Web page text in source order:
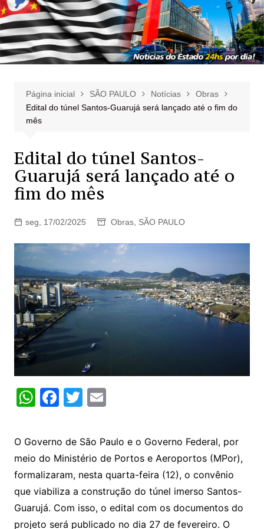
Página inicial SÃO PAULO Notícias
Obras
Edital do túnel Santos-Guarujá será lançado até o fim do
mês
Edital do túnel Santos-
Guarujá será lançado até o
fim do mês
seg, 17/02/2025 Obras, SÃO PAULO
W
at
s
A
p
p
F
c
e
b
o
o
T
itt
er
E
ai
l
O Governo de São Paulo e o Governo Federal, por
meio do Ministério de Portos e Aeroportos (MPor),
formalizaram, nesta quarta-feira (12), o convênio
que viabiliza a construção do túnel imerso Santos-
Guarujá. Com isso, o edital com os documentos do
projeto será publicado no dia 27 de fevereiro. O